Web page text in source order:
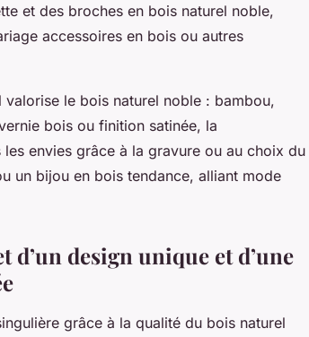
et des broches en bois naturel noble,
accessoires en bois ou autres
le bois naturel noble : bambou,
bois ou finition satinée, la
envies grâce à la gravure ou au choix du
un bijou en bois tendance, alliant mode
design unique et d’une
grâce à la qualité du bois naturel